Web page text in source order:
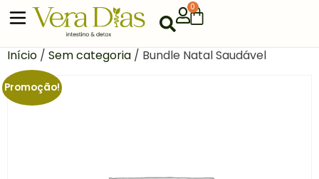
0
Início / Sem categoria / Bundle Natal Saudável
Promoção!